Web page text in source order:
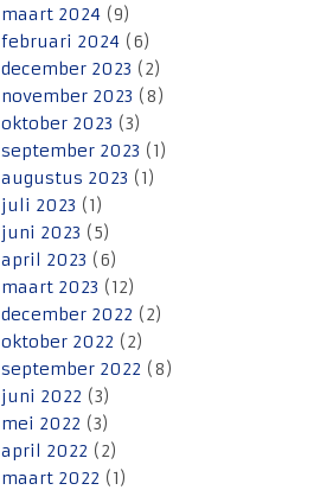
maart 2024 (9)
februari 2024 (6)
december 2023 (2)
november 2023 (8)
oktober 2023 (3)
september 2023 (1)
augustus 2023 (1)
juli 2023 (1)
juni 2023 (5)
april 2023 (6)
maart 2023 (12)
december 2022 (2)
oktober 2022 (2)
september 2022 (8)
juni 2022 (3)
mei 2022 (3)
april 2022 (2)
maart 2022 (1)